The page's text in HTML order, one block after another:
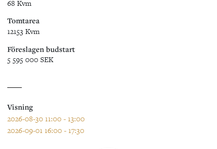
68 Kvm
Tomtarea
12153 Kvm
Föreslagen budstart
5 595 000 SEK
Visning
2026-08-30 11:00 - 13:00
2026-09-01 16:00 - 17:30